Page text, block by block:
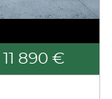
11 890 €